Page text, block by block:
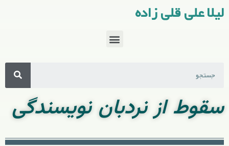
لیلا علی قلی زاده
سقوط از نردبان نویسندگی